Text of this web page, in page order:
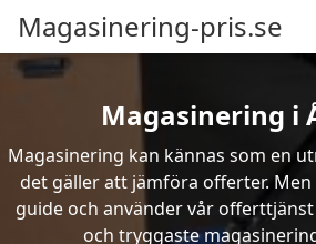
Magasinering-pris.se
Magasinering i
Magasinering kan kännas som en
det gäller att jämföra offerter.
guide och använder vår
och tryggaste